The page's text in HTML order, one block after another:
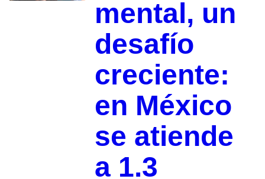
mental, un
desafío
creciente:
en México
se atiende
a 1.3